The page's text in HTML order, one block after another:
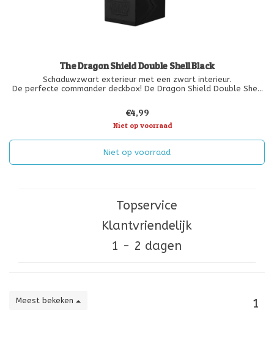
The Dragon Shield Double Shell Black
Schaduwzwart exterieur met een zwart interieur.
De perfecte commander deckbox! De Dragon Shield Double Shell
worden ingesteld
€4,99
Niet op voorraad
Niet op voorraad
Topservice
Klantvriendelijk
1 - 2 dagen
Meest bekeken 1